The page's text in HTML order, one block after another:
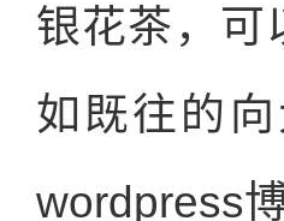
银花茶，可
如既往的
wordpress